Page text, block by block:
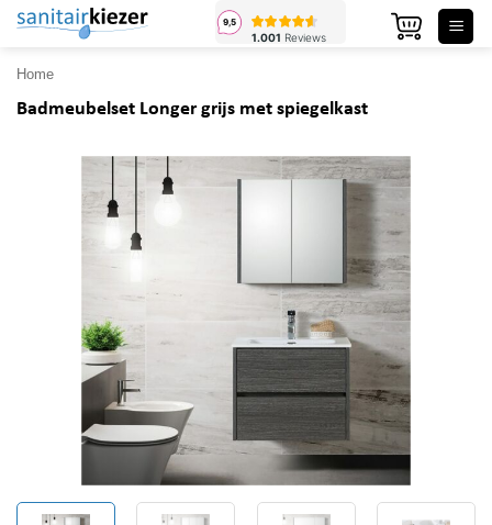
Ga
inhoud
Home
Badmeubelset Longer grijs met spiegelkast